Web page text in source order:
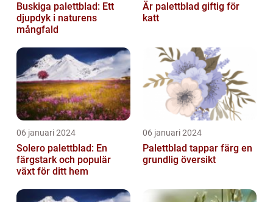
Buskiga palettblad: Ett
djupdyk i naturens
mångfald
Är palettblad giftig för
katt
06 januari 2024
Solero palettblad: En
färgstark och populär
växt för ditt hem
06 januari 2024
Palettblad tappar färg en
grundlig översikt